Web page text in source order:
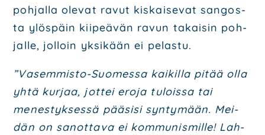
poh­jal­la ole­vat ravut kis­kai­se­vat san­gos­
ta ylös­päin kii­peä­vän ravun takai­sin poh­
jal­le, jol­loin yksi­kään ei pelas­tu.
”Vasem­mis­to-Suo­mes­sa kai­kil­la pitää olla
yhtä kur­jaa, jot­tei ero­ja tulois­sa tai
menes­tyk­ses­sä pää­si­si syn­ty­mään. Mei­
dän on sanot­ta­va ei kom­mu­nis­mil­le! Lah­